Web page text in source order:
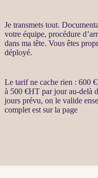
Je transmets tout.
votre équipe, procédure
dans ma tête. Vous êtes
déployé.
Le tarif ne cache rien : 600 €
à 500 €HTpar jour au-delà
jours prévu, on le valide
complet est sur la page